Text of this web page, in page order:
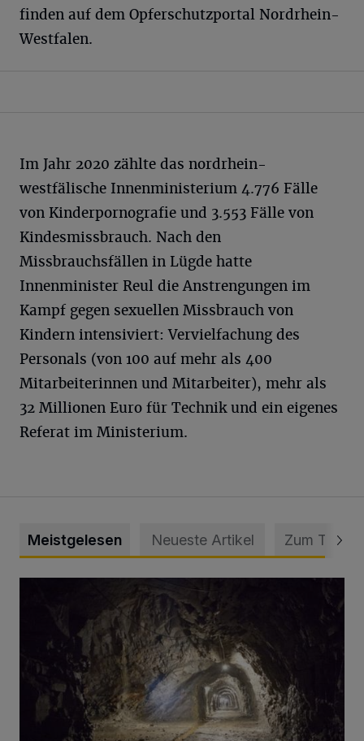
finden auf dem Opferschutzportal Nordrhein-
Westfalen.
Im Jahr 2020 zählte das nordrhein-
westfälische Innenministerium 4.776 Fälle
von Kinderpornografie und 3.553 Fälle von
Kindesmissbrauch. Nach den
Missbrauchsfällen in Lügde hatte
Innenminister Reul die Anstrengungen im
Kampf gegen sexuellen Missbrauch von
Kindern intensiviert: Vervielfachung des
Personals (von 100 auf mehr als 400
Mitarbeiterinnen und Mitarbeiter), mehr als
32 Millionen Euro für Technik und ein eigenes
Referat im Ministerium.
Meistgelesen Neueste Artikel Zum Thema